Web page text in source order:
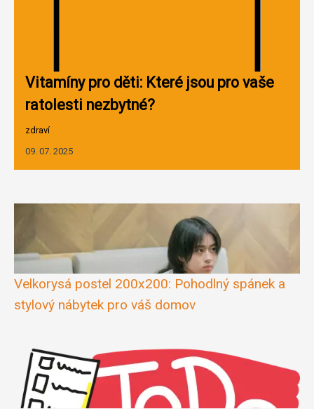
Vitamíny pro děti: Které jsou pro vaše
ratolesti nezbytné?
zdraví
09. 07. 2025
Velkorysá postel 200x200: Pohodlný spánek a
stylový nábytek pro váš domov